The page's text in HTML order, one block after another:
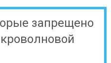
запрещено